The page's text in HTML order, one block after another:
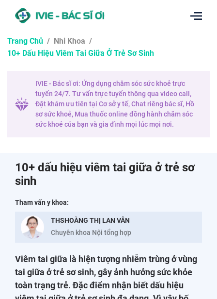
Trang Chủ / Nhi Khoa /
10+ Dấu Hiệu Viêm Tai Giữa Ở Trẻ Sơ Sinh
IVIE - Bác sĩ ơi: Ứng dụng chăm sóc sức khoẻ trực
tuyến 24/7. Tư vấn trực tuyến thông qua video call,
Đặt khám ưu tiên tại Cơ sở y tế, Chat riêng bác sĩ, Hồ
sơ sức khoẻ, Mua thuốc online đồng hành chăm sóc
sức khoẻ của bạn và gia đình mọi lúc mọi nơi.
10+ dấu hiệu viêm tai giữa ở trẻ sơ
sinh
Tham vấn y khoa:
THSHOÀNG THỊ LAN VÂN
Chuyên khoa Nội tổng hợp
Viêm tai giữa là hiện tượng nhiễm trùng ở vùng
tai giữa ở trẻ sơ sinh, gây ảnh hưởng sức khỏe
toàn trạng trẻ. Đặc điểm nhận biết dấu hiệu